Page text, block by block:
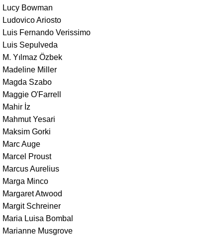
Lucy Bowman
Ludovico Ariosto
Luis Fernando Verissimo
Luis Sepulveda
M. Yılmaz Özbek
Madeline Miller
Magda Szabo
Maggie O'Farrell
Mahir İz
Mahmut Yesari
Maksim Gorki
Marc Auge
Marcel Proust
Marcus Aurelius
Marga Minco
Margaret Atwood
Margit Schreiner
Maria Luisa Bombal
Marianne Musgrove